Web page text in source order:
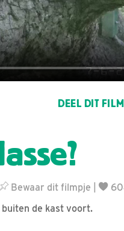
DEEL DIT
Bewaar dit filmpje
de kast voort.